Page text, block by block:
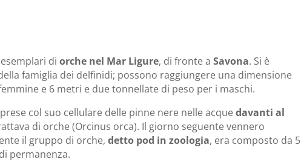
di orche nel Mar Ligure, di fronte a Savona. Si è
famiglia dei delfinidi; possono raggiungere una dimensione
e 6 metri e due tonnellate di peso per i maschi.
col suo cellulare delle pinne nere nelle acquedavanti al
di orche (Orcinus orca). Il giorno seguente vennero
il gruppo di orche, detto pod in zoologia, era composto da 5
permanenza.